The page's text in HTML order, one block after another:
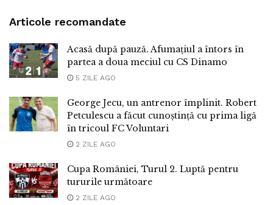
Articole recomandate
Acasă după pauză. Afumațiul a întors în
partea a doua meciul cu CS Dinamo
5 ZILE AGO
George Jecu, un antrenor împlinit. Robert
Petculescu a făcut cunoștință cu prima ligă
în tricoul FC Voluntari
2 ZILE AGO
Cupa României, Turul 2. Luptă pentru
tururile următoare
2 ZILE AGO